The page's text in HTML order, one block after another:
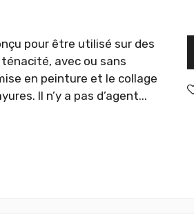
pour être utilisé sur des
avec ou sans
en peinture et le collage
Il n’y a pas d’agent...